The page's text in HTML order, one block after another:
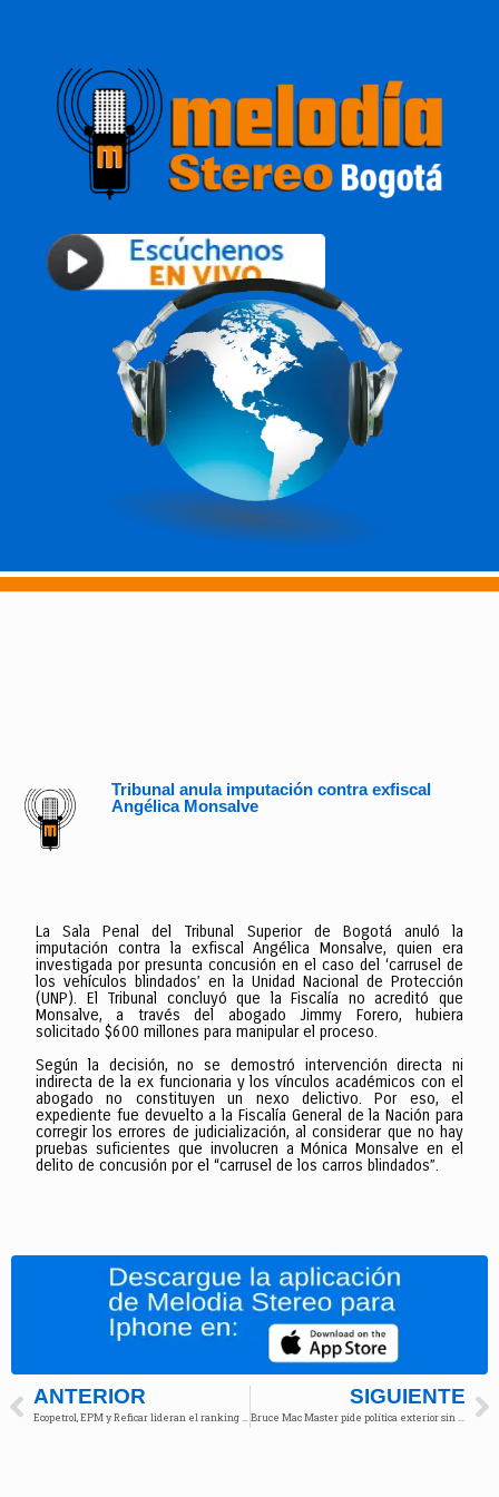
Tribunal anula imputación contra exfiscal
Angélica Monsalve
La Sala Penal del Tribunal Superior de Bogotá anuló la
imputación contra la exfiscal Angélica Monsalve, quien era
investigada por presunta concusión en el caso del ‘carrusel de
los vehículos blindados’ en la Unidad Nacional de Protección
(UNP). El Tribunal concluyó que la Fiscalía no acreditó que
Monsalve, a través del abogado Jimmy Forero, hubiera
solicitado $600 millones para manipular el proceso.
Según la decisión, no se demostró intervención directa ni
indirecta de la ex funcionaria y los vínculos académicos con el
abogado no constituyen un nexo delictivo. Por eso, el
expediente fue devuelto a la Fiscalía General de la Nación para
corregir los errores de judicialización, al considerar que no hay
pruebas suficientes que involucren a Mónica Monsalve en el
delito de concusión por el “carrusel de los carros blindados”.
ANTERIOR SIGUIENTE